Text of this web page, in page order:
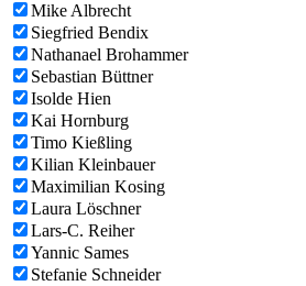
Mike Albrecht
Siegfried Bendix
Nathanael Brohammer
Sebastian Büttner
Isolde Hien
Kai Hornburg
Timo Kießling
Kilian Kleinbauer
Maximilian Kosing
Laura Löschner
Lars-C. Reiher
Yannic Sames
Stefanie Schneider